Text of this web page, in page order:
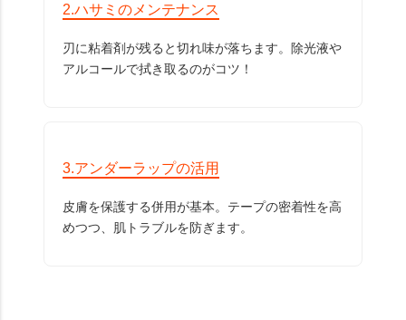
2.ハサミのメンテナンス
刃に粘着剤が残ると切れ味が落ちます。除光液や
アルコールで拭き取るのがコツ！
3.アンダーラップの活用
皮膚を保護する併用が基本。テープの密着性を高
めつつ、肌トラブルを防ぎます。